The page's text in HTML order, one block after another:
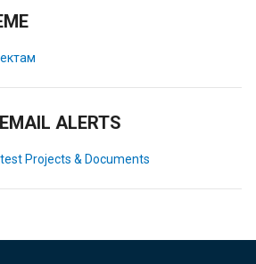
ALERTS
Projects & Documents